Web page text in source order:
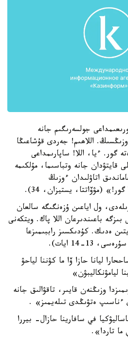
جولسەرىگىم جانە
اللاھىم! جەردى قۇشاعىڭا
گور. ءيا، اللا! ساپارىمداعى
قايتۋدان جانە وتباسىما، مۇلكىمە
اتاۋلىدان ءوزىڭ
(مۋۆاتتا، يستيزان، 34).
ول اياعىن ۇزەنگىگە سالعان
باعىندىرعان اللا پاك. ويتكەنى
ەدىك. كۇدىكسىز راببىمىزعا
14 ايات).
ليانا حازا ۆا ما كۋننا لياحۋ
ليامۋنكاليبۋن»
وزىڭنەن قايىر، تاقۋالىق جانە
ءناسىپ ەتۋىڭدى تىلەيمىز» .
في سافارينا حازال- بيررا
ما تاردا».